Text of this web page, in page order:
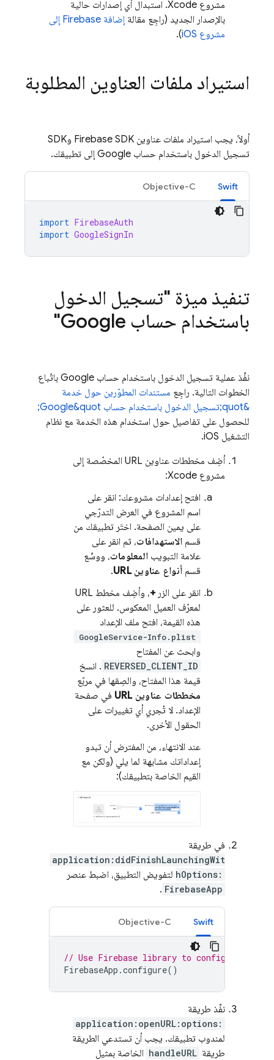
مشروع Xcode. استبدال أي إصدارات حالية
بالإصدار الجديد (راجِع مقالة
إضافة Firebase إلى
مشروع iOS
).
استيراد ملفات العناوين المطلوبة
أولاً، يجب استيراد ملفات عناوين Firebase SDK وSDK
تسجيل الدخول باستخدام حساب Google إلى تطبيقك.
Swift
Objective-C
import FirebaseAuth
import GoogleSignIn
تنفيذ ميزة "تسجيل الدخول
باستخدام حساب Google"
نفِّذ عملية تسجيل الدخول باستخدام حساب Google باتّباع
الخطوات التالية. راجِع مستندات المطوّرين حول خدمة
&quot;تسجيل الدخول باستخدام حساب Google&quot;
للحصول على تفاصيل حول استخدام هذه الخدمة مع نظام
التشغيل iOS.
أضِف مخططات عناوين URL المخصّصة إلى
مشروع Xcode:
افتح إعدادات مشروعك: انقر على
اسم المشروع في العرض التدرّجي
على يمين الصفحة. اختَر تطبيقك من
قسم الاستهدافات، ثم انقر على
علامة التبويب المعلومات، ووسِّع
قسم أنواع عناوين URL
.
انقر على الزر+
، وأضِف مخطط URL
لمعرّف العميل المعكوس. للعثور على
هذه القيمة، افتح ملف الإعداد
GoogleService-Info.plist
وابحث عن المفتاح
REVERSED_CLIENT_ID . انسخ
قيمة هذا المفتاح، والصِقها في مربّع
مخططات عناوين URL
في صفحة
الإعداد. لا تُجري أي تغييرات على
الحقول الأخرى.
عند الانتهاء، من المفترض أن تبدو
إعداداتك مشابهة لما يلي (ولكن مع
القيم الخاصة بتطبيقك):
في طريقة
application:didFinishLaunchingWit
hOptions: لتفويض التطبيق، اضبط عنصر
FirebaseApp
.
Swift
Objective-C
// Use Firebase library to configure APIs
FirebaseApp .configure()
نفِّذ طريقة
application:openURL:options:
لمندوب تطبيقك. يجب أن تستدعي الطريقة
طريقة handleURL الخاصة بمثيل